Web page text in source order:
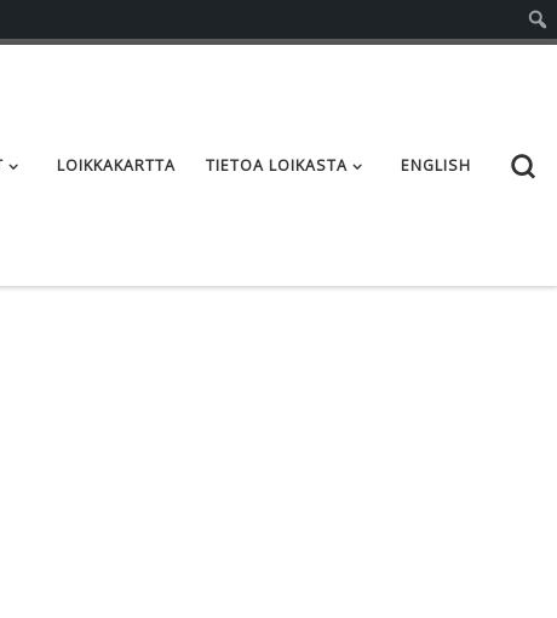
LOIKKAKARTTA TIETOA LOIKASTA ENGLISH